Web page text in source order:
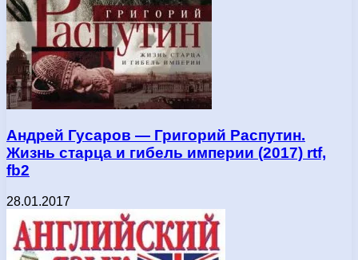
Андрей Гусаров — Григорий Распутин.
Жизнь старца и гибель империи (2017) rtf,
fb2
28.01.2017